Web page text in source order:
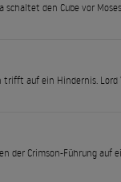
den Cube vor
trifft auf ein Hindernis.
der Crimson-Führung auf